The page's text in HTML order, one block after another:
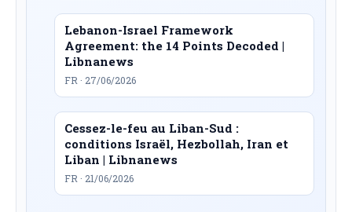
Lebanon-Israel Framework
Agreement: the 14 Points Decoded |
Libnanews
FR · 27/06/2026
Cessez-le-feu au Liban-Sud :
conditions Israël, Hezbollah, Iran et
Liban | Libnanews
FR · 21/06/2026